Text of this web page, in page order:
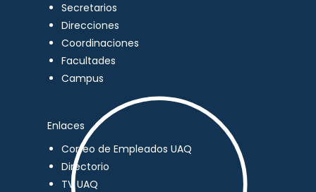
Secretarios
Direcciones
Coordinaciones
Facultades
Campus
Enlaces
Correo de Empleados UAQ
Directorio
TV UAQ